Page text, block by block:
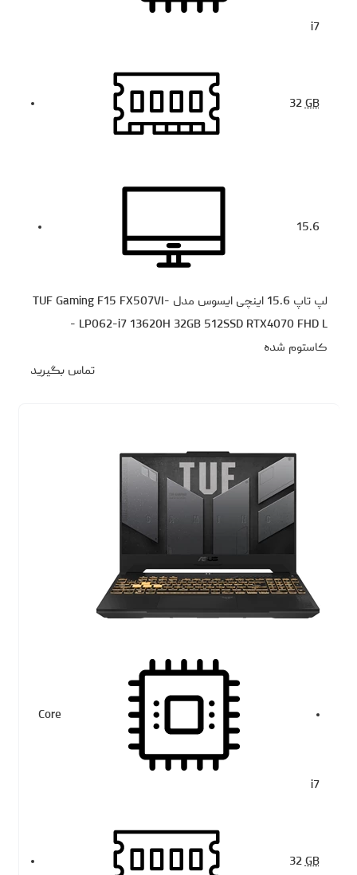
i7
32GB
15.6
لپ تاپ 15.6 اینچی ایسوس مدل TUF Gaming F15 FX507VI-
LP062-i7 13620H 32GB 512SSD RTX4070 FHD L -
کاستوم شده
تماس بگیرید
Core
i7
32GB